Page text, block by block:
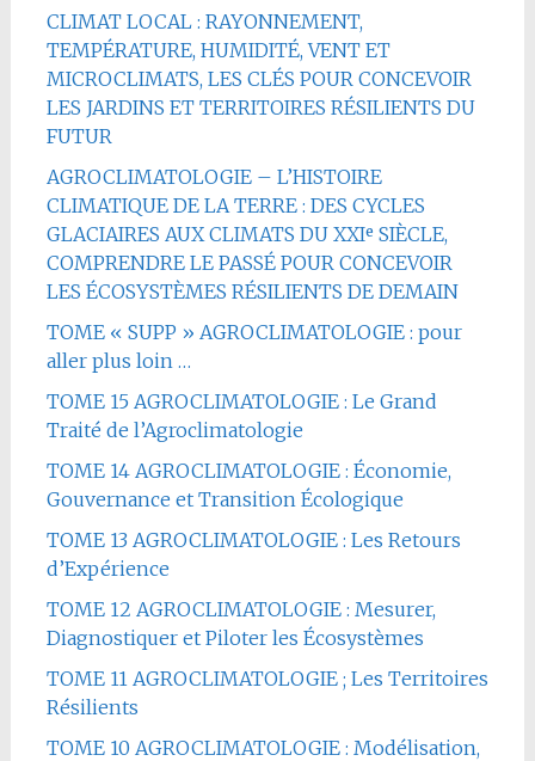
CLIMAT LOCAL : RAYONNEMENT,
TEMPÉRATURE, HUMIDITÉ, VENT ET
MICROCLIMATS, LES CLÉS POUR CONCEVOIR
LES JARDINS ET TERRITOIRES RÉSILIENTS DU
FUTUR
AGROCLIMATOLOGIE – L’HISTOIRE
CLIMATIQUE DE LA TERRE : DES CYCLES
GLACIAIRES AUX CLIMATS DU XXIᵉ SIÈCLE,
COMPRENDRE LE PASSÉ POUR CONCEVOIR
LES ÉCOSYSTÈMES RÉSILIENTS DE DEMAIN
TOME « SUPP » AGROCLIMATOLOGIE : pour
aller plus loin …
TOME 15 AGROCLIMATOLOGIE : Le Grand
Traité de l’Agroclimatologie
TOME 14 AGROCLIMATOLOGIE : Économie,
Gouvernance et Transition Écologique
TOME 13 AGROCLIMATOLOGIE : Les Retours
d’Expérience
TOME 12 AGROCLIMATOLOGIE : Mesurer,
Diagnostiquer et Piloter les Écosystèmes
TOME 11 AGROCLIMATOLOGIE ; Les Territoires
Résilients
TOME 10 AGROCLIMATOLOGIE : Modélisation,